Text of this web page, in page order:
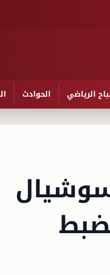
الرياضي الحوادث